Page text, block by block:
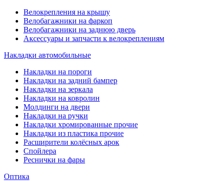
Велокрепления на крышу
Велобагажники на фаркоп
Велобагажники на заднюю дверь
Аксессуары и запчасти к велокреплениям
Накладки автомобильные
Накладки на пороги
Накладки на задний бампер
Накладки на зеркала
Накладки на ковролин
Молдинги на двери
Накладки на ручки
Накладки хромированные прочие
Накладки из пластика прочие
Расширители колёсных арок
Спойлера
Реснички на фары
Оптика